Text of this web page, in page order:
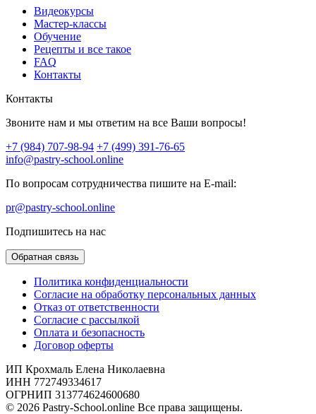
Видеокурсы
Мастер-классы
Обучение
Рецепты и все такое
FAQ
Контакты
Контакты
Звоните нам и мы ответим на все Ваши вопросы!
+7 (984) 707-98-94 +7 (499) 391-76-65
info@pastry-school.online
По вопросам сотрудничества пишите на E-mail:
pr@pastry-school.online
Подпишитесь на нас
Обратная связь
Политика конфиденциальности
Согласие на обработку персональных данных
Отказ от ответственности
Согласие с рассылкой
Оплата и безопасность
Договор оферты
ИП Крохмаль Елена Николаевна
ИНН 772749334617
ОГРНИП 313774624600680
© 2026 Pastry-School.online Все права защищены.